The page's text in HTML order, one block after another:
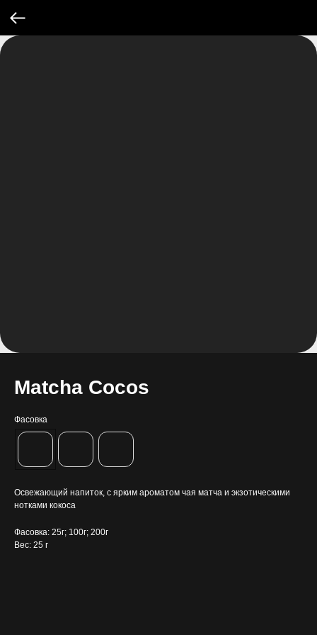
Matcha Cocos
Фасовка
Освежающий напиток, с ярким ароматом чая матча и экзотическими
нотками кокоса
Фасовка: 25г; 100г; 200г
Вес: 25 г